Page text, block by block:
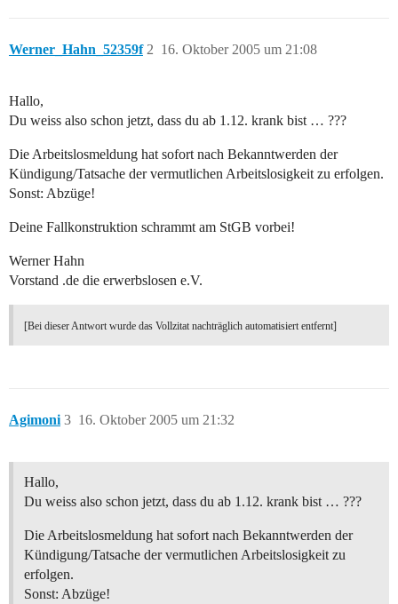
Werner_Hahn_52359f 16. Oktober 2005 um 21:08
2
Hallo,
Du weiss also schon jetzt, dass du ab 1.12. krank bist … ???
Die Arbeitslosmeldung hat sofort nach Bekanntwerden der
Kündigung/Tatsache der vermutlichen Arbeitslosigkeit zu erfolgen.
Sonst: Abzüge!
Deine Fallkonstruktion schrammt am StGB vorbei!
Werner Hahn
Vorstand .de die erwerbslosen e.V.
[Bei dieser Antwort wurde das Vollzitat nachträglich automatisiert entfernt]
Agimoni 16. Oktober 2005 um 21:32
3
Hallo,
Du weiss also schon jetzt, dass du ab 1.12. krank bist … ???
Die Arbeitslosmeldung hat sofort nach Bekanntwerden der
Kündigung/Tatsache der vermutlichen Arbeitslosigkeit zu
erfolgen.
Sonst: Abzüge!